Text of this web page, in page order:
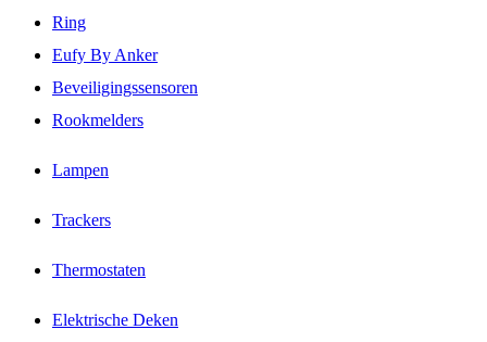
Ring
Eufy By Anker
Beveiligingssensoren
Rookmelders
Lampen
Trackers
Thermostaten
Elektrische Deken